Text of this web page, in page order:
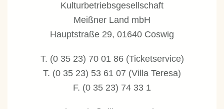
Kulturbetriebsgesellschaft
Meißner Land mbH
Hauptstraße 29, 01640 Coswig
T. (0 35 23) 70 01 86 (Ticketservice)
T. (0 35 23) 53 61 07 (Villa Teresa)
F. (0 35 23) 74 33 1